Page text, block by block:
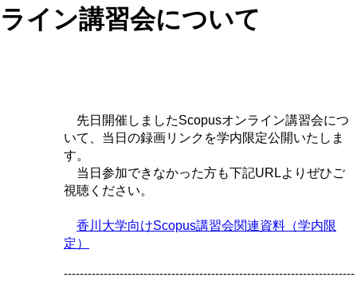
ライン講習会について
先日開催しましたScopusオンライン講習会につ
いて、当日の録画リンクを学内限定公開いたしま
す。
当日参加できなかった方も下記URLよりぜひご
視聴ください。
香川大学向けScopus講習会関連資料（学内限
定）
-------------------------------------------------------------------------